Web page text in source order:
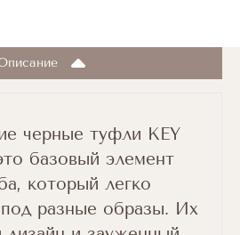
черные туфли KEY
базовый элемент
который легко
под разные образы. Их